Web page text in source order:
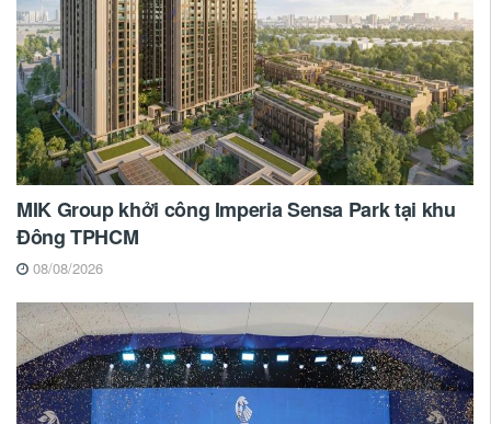
MIK Group khởi công Imperia Sensa Park tại khu
Đông TPHCM
08/08/2026